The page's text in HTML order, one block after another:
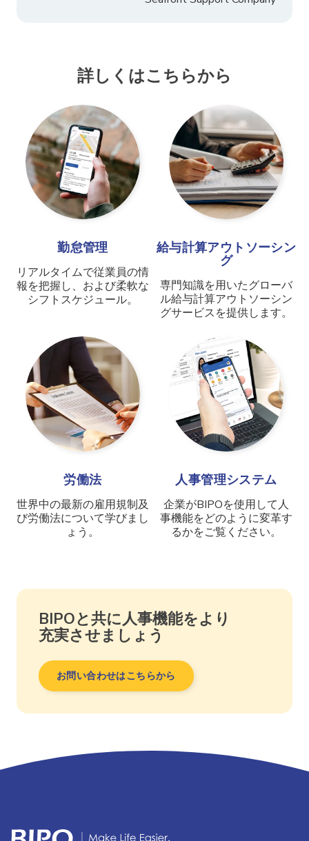
詳しくはこちらから
勤怠管理
リアルタイムで従業員の情
報を把握し、および柔軟な
シフトスケジュール。
給与計算アウトソーシン
グ
専門知識を用いたグローバ
ル給与計算アウトソーシン
グサービスを提供します。
労働法
世界中の最新の雇用規制及
び労働法について学びまし
ょう。
人事管理システム
企業がBIPOを使用して人
事機能をどのように変革す
るかをご覧ください。
BIPOと共に人事機能をより
充実させましょう
お問い合わせはこちらから